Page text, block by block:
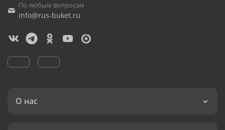
По любым вопросам
info@rus-buket.ru
О нас